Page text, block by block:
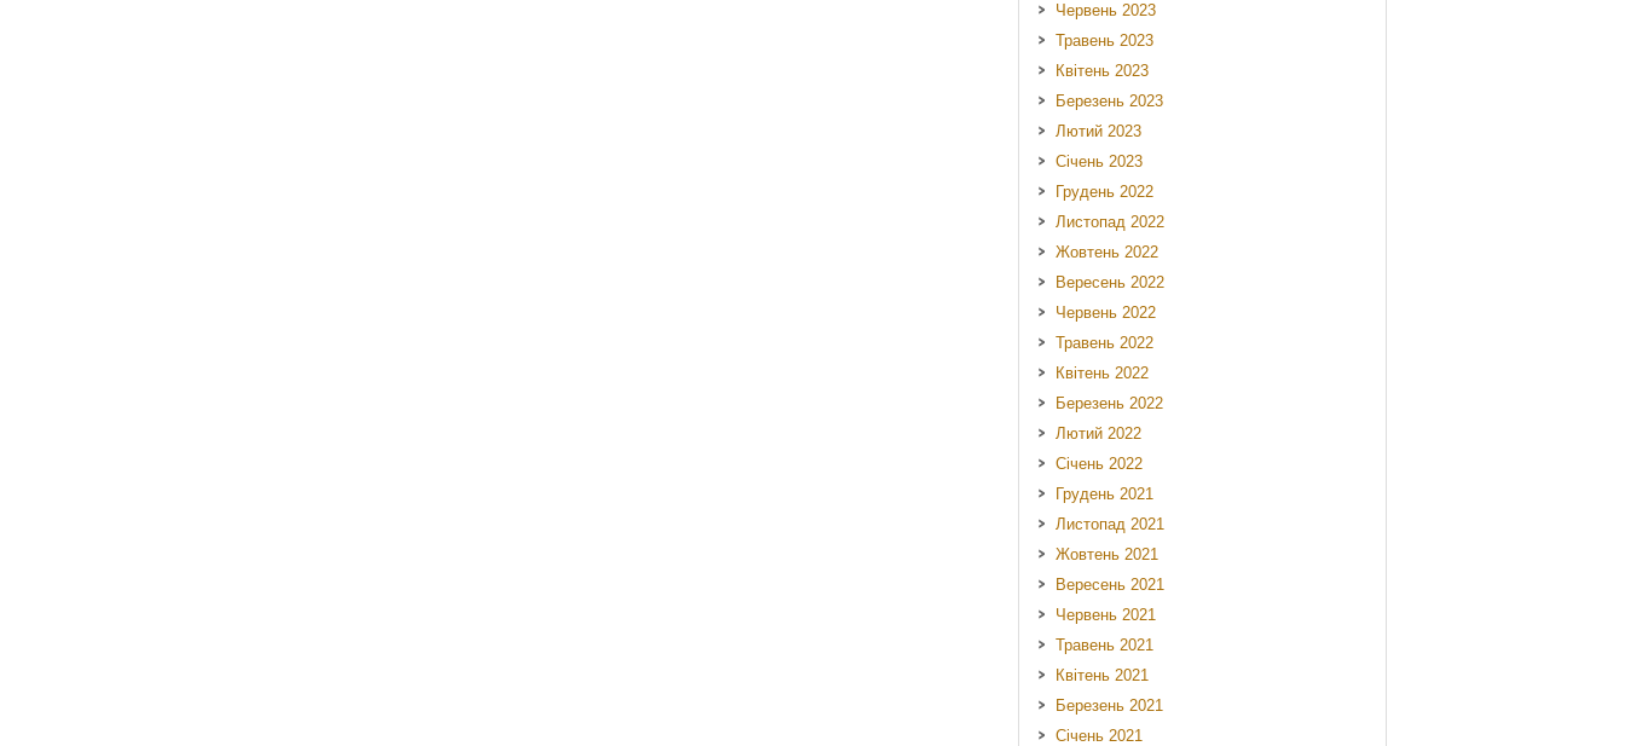
Червень 2023
Травень 2023
Квітень 2023
Березень 2023
Лютий 2023
Січень 2023
Грудень 2022
Листопад 2022
Жовтень 2022
Вересень 2022
Червень 2022
Травень 2022
Квітень 2022
Березень 2022
Лютий 2022
Січень 2022
Грудень 2021
Листопад 2021
Жовтень 2021
Вересень 2021
Червень 2021
Травень 2021
Квітень 2021
Березень 2021
Січень 2021